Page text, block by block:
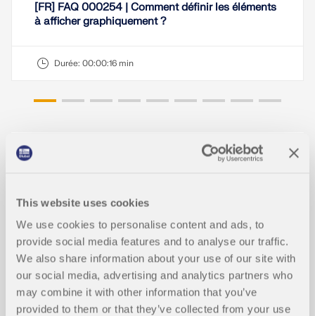
This website uses cookies
We use cookies to personalise content and ads, to
provide social media features and to analyse our traffic.
We also share information about your use of our site with
our social media, advertising and analytics partners who
may combine it with other information that you’ve
provided to them or that they’ve collected from your use
[FR] FAQ 000254 | Comment définir les éléments
à afficher graphiquement ?
Durée: 00:00:16 min
Modèles à télécharger
Halle en acier